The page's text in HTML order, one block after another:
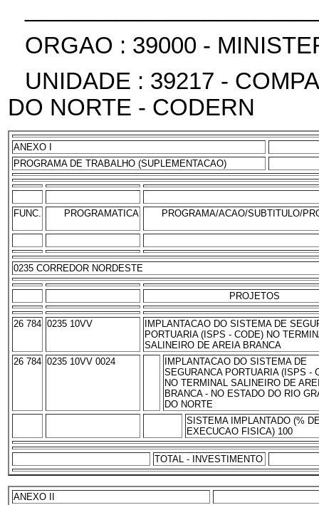
ORGAO : 39000 -
UNIDADE : 39217 -
DO NORTE - CODERN
ANEXO I
PROGRAMA DE TRABALHO (SUPLEMENTACAO)
FUNC. PROGRAMATICA PROGRAMA/ACAO/SUBTITULO/
0235 CORREDOR NORDESTE
PROJETOS
26 784 0235 10VV
IMPLANTACAO DO SISTEMA DE
PORTUARIA (ISPS - CODE) NO
SALINEIRO DE AREIA BRANCA
26 784 0235 10VV 0024
IMPLANTACAO DO SISTEMA DE
SEGURANCA PORTUARIA (ISPS -
NO TERMINAL SALINEIRO DE
BRANCA - NO ESTADO DO RIO
DO NORTE
SISTEMA IMPLANTADO (%
EXECUCAO FISICA) 100
TOTAL - INVESTIMENTO
ANEXO II